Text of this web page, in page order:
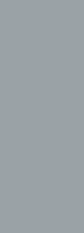
die
das
Verbreitung
die
oder die
ist die
auf eine